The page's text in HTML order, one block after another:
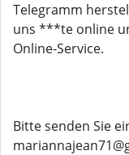
Telegramm
uns ***te online
Online-Service.
Bitte senden Sie